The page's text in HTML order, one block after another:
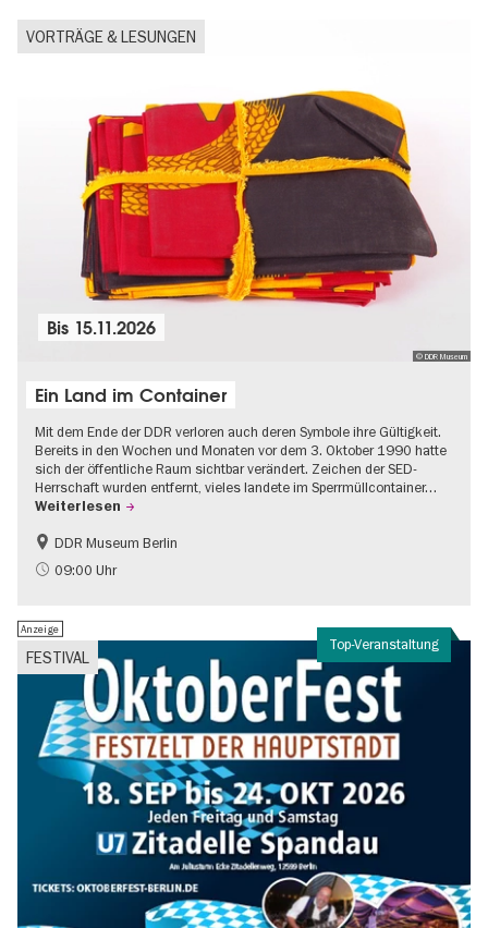
VORTRÄGE & LESUNGEN
© DDR Museum
Bis 15.11.2026
Ein Land im Container
Mit dem Ende der DDR verloren auch deren Symbole ihre Gültigkeit.
Bereits in den Wochen und Monaten vor dem 3. Oktober 1990 hatte
sich der öffentliche Raum sichtbar verändert. Zeichen der SED-
Herrschaft wurden entfernt, vieles landete im Sperrmüllcontainer…
Weiterlesen
DDR-Geschichte
Politik & Gesellschaft
DDR Museum Berlin
09:00 Uhr
Top-Veranstaltung
FESTIVAL
Anzeige